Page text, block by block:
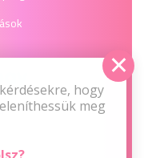
hogy
meg